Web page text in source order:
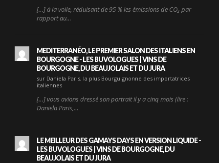
[…] à la voile, réduisant de 95 % les émissions de CO₂ par
rapport au…
MEDITERRANÉO, LE PREMIER SALON DES ITALIENS EN
BOURGOGNE - LES BUVOLOGUES | VINS DE
BOURGOGNE, DU BEAUJOLAIS ET DU JURA
sur Daniela Paris, la plus Bourguignonne des importatrices
italiennes
[…] vous avions dressé son portrait il y a cinq mois (lire :
Daniela Paris,…
LE MEILLEUR DES GAMAYS DAYS EN VERSION LIQUIDE -
LES BUVOLOGUES | VINS DE BOURGOGNE, DU
BEAUJOLAIS ET DU JURA